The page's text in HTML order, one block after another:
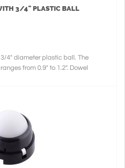
3/4" PLASTIC BALL
4" diameter plastic ball. The
from 0.9" to 1.2". Dowel